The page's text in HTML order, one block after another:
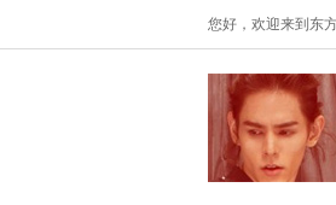
您好，欢迎来到东